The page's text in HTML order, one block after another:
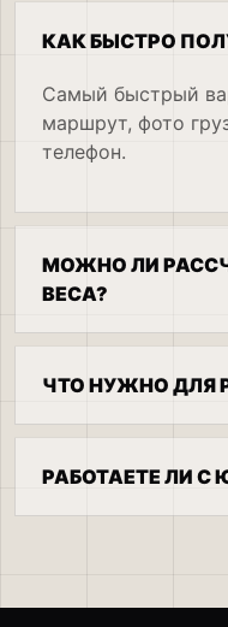
КАК БЫСТРО
Самый быстрый
маршрут, фото
телефон.
МОЖНО ЛИ
ВЕСА?
ЧТО НУЖНО ДЛЯ
РАБОТАЕТЕ ЛИ С